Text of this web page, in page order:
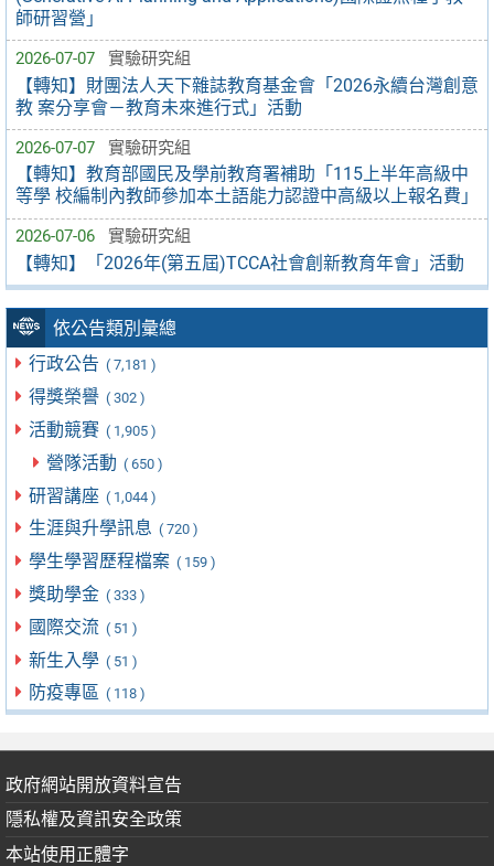
師研習營」
2026-07-07 實驗研究組
【轉知】財團法人天下雜誌教育基金會「2026永續台灣創意
教 案分享會－教育未來進行式」活動
2026-07-07 實驗研究組
【轉知】教育部國民及學前教育署補助「115上半年高級中
等學 校編制內教師參加本土語能力認證中高級以上報名費」
2026-07-06 實驗研究組
【轉知】「2026年(第五屆)TCCA社會創新教育年會」活動
依公告類別彙總
行政公告 ( 7,181 )
得獎榮譽 ( 302 )
活動競賽 ( 1,905 )
營隊活動 ( 650 )
研習講座 ( 1,044 )
生涯與升學訊息 ( 720 )
學生學習歷程檔案 ( 159 )
獎助學金 ( 333 )
國際交流 ( 51 )
新生入學 ( 51 )
防疫專區 ( 118 )
政府網站開放資料宣告
隱私權及資訊安全政策
本站使用正體字